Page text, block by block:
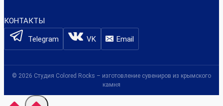
КОНТАКТЫ
Telegram VK Email
© 2026 Студия Colored Rocks – изготовление сувениров из крымского
камня